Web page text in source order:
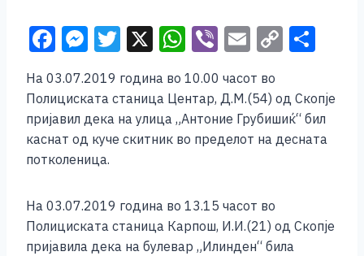
F
a
c
e
b
o
o
k
M
e
ss
e
n
g
er
T
tt
er
X W
h
at
s
A
p
Vi
er
E
ai
l
C
p
y
Li
ar
e
На 03.07.2019 година во 10.00 часот во
Полициската станица Центар, Д.М.(54) од Скопје
пријавил дека на улица „Антоние Грубишиќ“ бил
каснат од куче скитник во пределот на десната
потколеница.
На 03.07.2019 година во 13.15 часот во
Полициската станица Карпош, И.И.(21) од Скопје
пријавила дека на булевар „Илинден“ била